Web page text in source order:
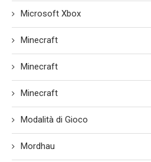
Microsoft Xbox
Minecraft
Minecraft
Minecraft
Modalità di Gioco
Mordhau